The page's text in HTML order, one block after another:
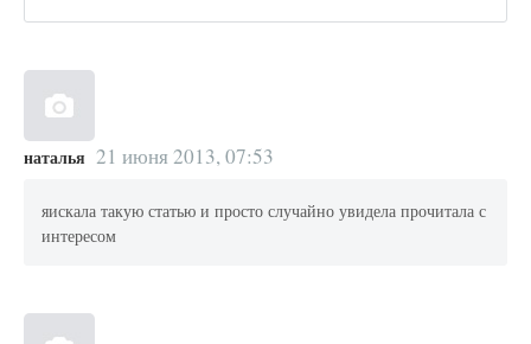
наталья 21 июня 2013, 07:53
яискала такую статью и просто случайно увидела прочитала с
интересом